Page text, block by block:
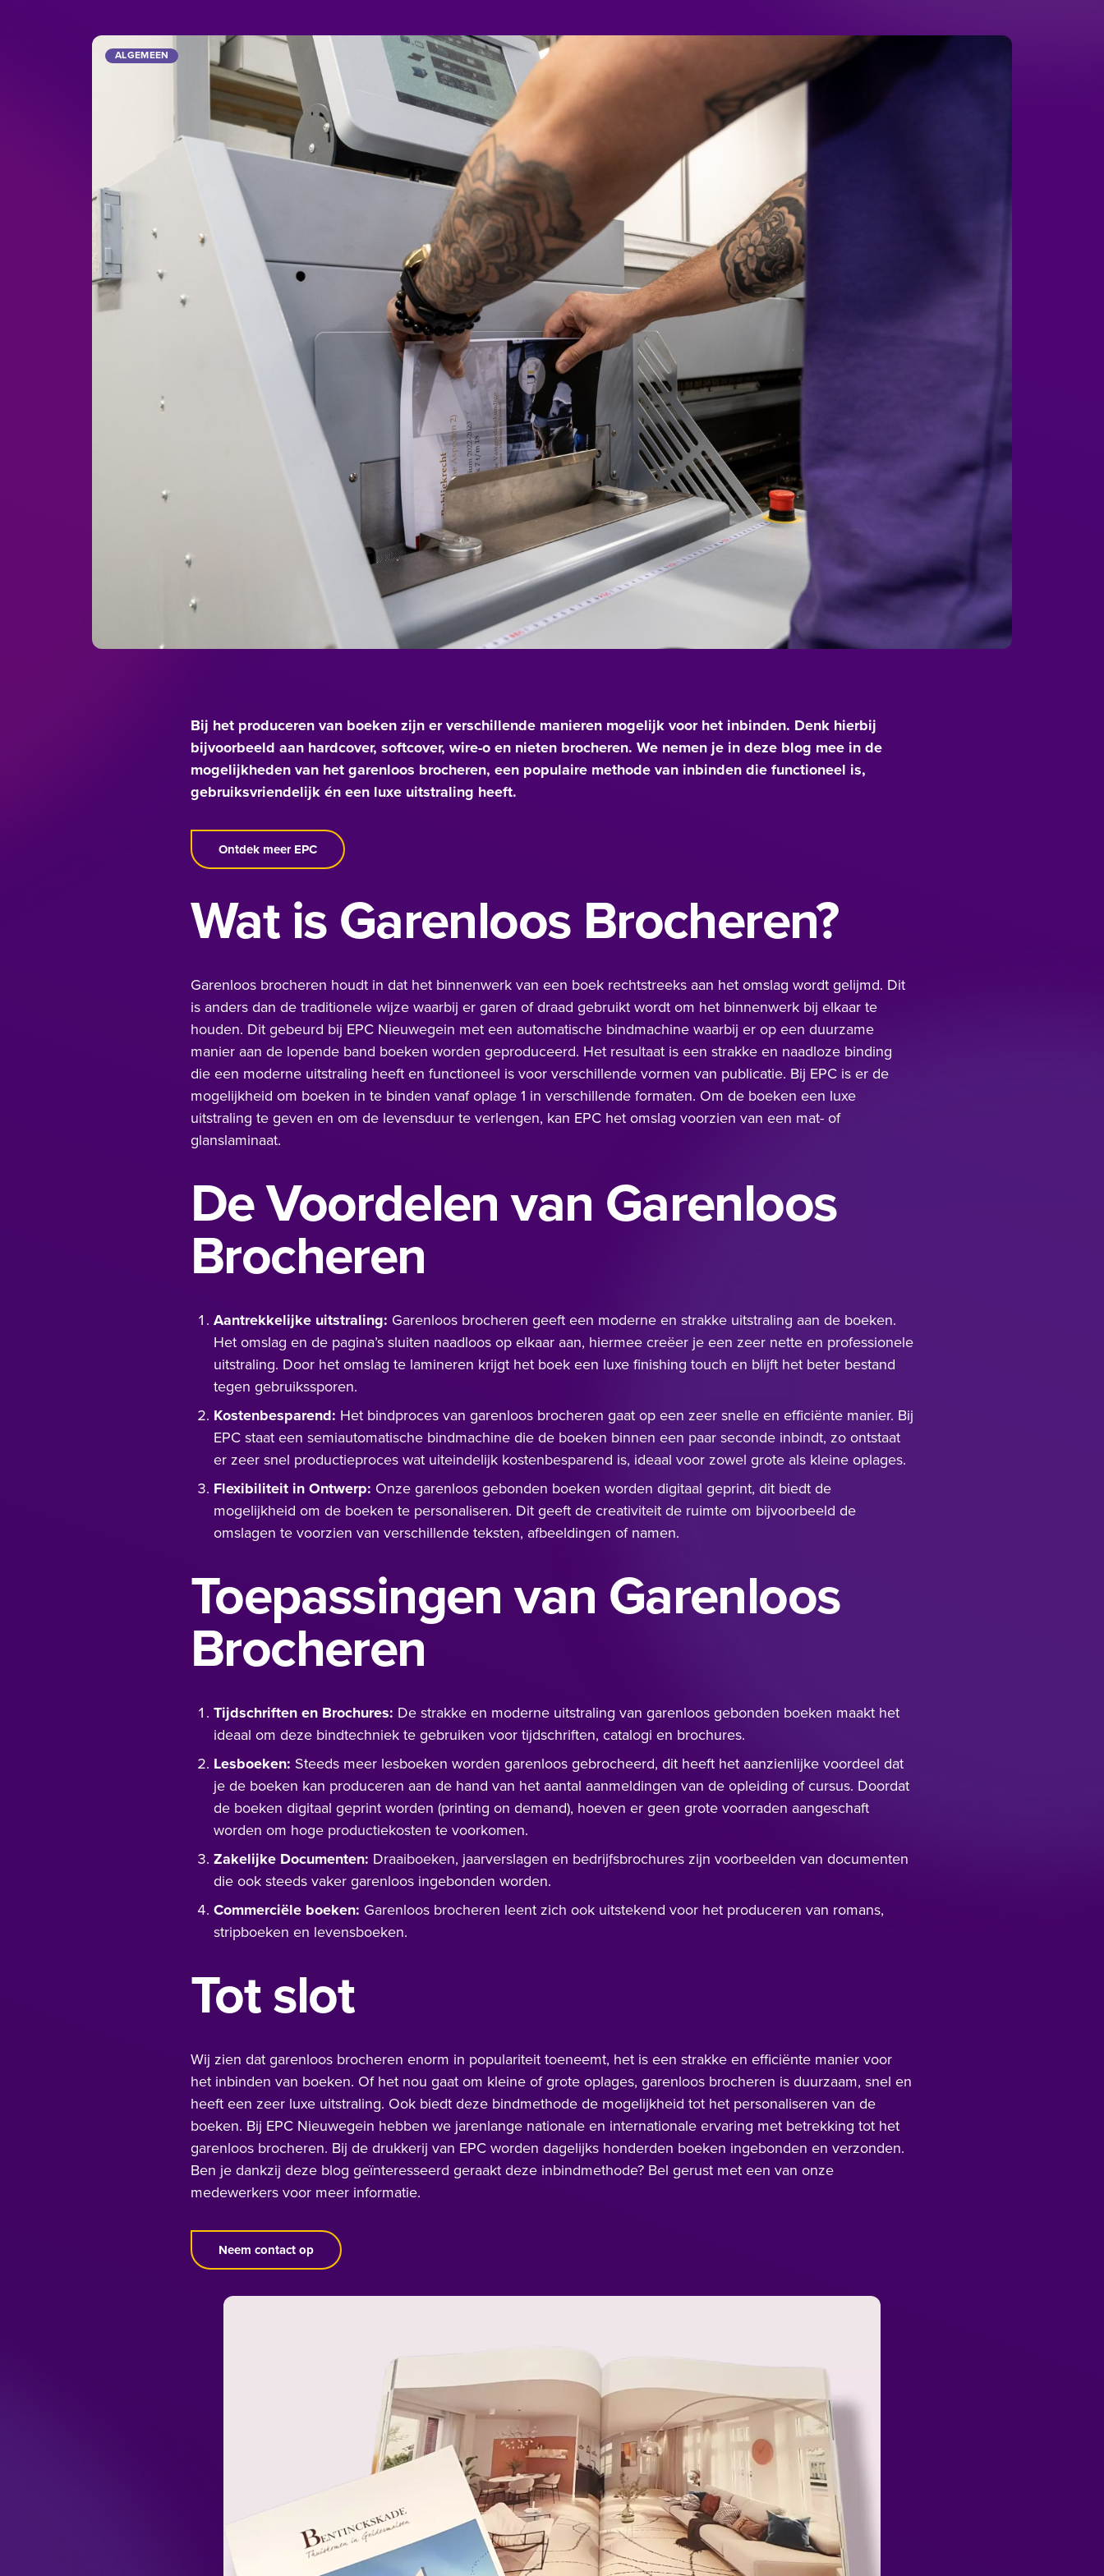
ALGEMEEN
Bij het produceren van boeken zijn er verschillende manieren mogelijk voor het inbinden. Denk hierbij
bijvoorbeeld aan hardcover, softcover, wire-o en nieten brocheren. We nemen je in deze blog mee in de
mogelijkheden van het garenloos brocheren, een populaire methode van inbinden die functioneel is,
gebruiksvriendelijk én een luxe uitstraling heeft.
Ontdek meer EPC
Wat is Garenloos Brocheren?
Garenloos brocheren houdt in dat het binnenwerk van een boek rechtstreeks aan het omslag wordt gelijmd. Dit
is anders dan de traditionele wijze waarbij er garen of draad gebruikt wordt om het binnenwerk bij elkaar te
houden. Dit gebeurd bij EPC Nieuwegein met een automatische bindmachine waarbij er op een duurzame
manier aan de lopende band boeken worden geproduceerd. Het resultaat is een strakke en naadloze binding
die een moderne uitstraling heeft en functioneel is voor verschillende vormen van publicatie. Bij EPC is er de
mogelijkheid om boeken in te binden vanaf oplage 1 in verschillende formaten. Om de boeken een luxe
uitstraling te geven en om de levensduur te verlengen, kan EPC het omslag voorzien van een mat- of
glanslaminaat.
De Voordelen van Garenloos
Brocheren
Aantrekkelijke uitstraling: Garenloos brocheren geeft een moderne en strakke uitstraling aan de boeken.
Het omslag en de pagina’s sluiten naadloos op elkaar aan, hiermee creëer je een zeer nette en professionele
uitstraling. Door het omslag te lamineren krijgt het boek een luxe finishing touch en blijft het beter bestand
tegen gebruikssporen.
Kostenbesparend: Het bindproces van garenloos brocheren gaat op een zeer snelle en efficiënte manier. Bij
EPC staat een semiautomatische bindmachine die de boeken binnen een paar seconde inbindt, zo ontstaat
er zeer snel productieproces wat uiteindelijk kostenbesparend is, ideaal voor zowel grote als kleine oplages.
Flexibiliteit in Ontwerp: Onze garenloos gebonden boeken worden digitaal geprint, dit biedt de
mogelijkheid om de boeken te personaliseren. Dit geeft de creativiteit de ruimte om bijvoorbeeld de
omslagen te voorzien van verschillende teksten, afbeeldingen of namen.
Toepassingen van Garenloos
Brocheren
Tijdschriften en Brochures: De strakke en moderne uitstraling van garenloos gebonden boeken maakt het
ideaal om deze bindtechniek te gebruiken voor tijdschriften, catalogi en brochures.
Lesboeken: Steeds meer lesboeken worden garenloos gebrocheerd, dit heeft het aanzienlijke voordeel dat
je de boeken kan produceren aan de hand van het aantal aanmeldingen van de opleiding of cursus. Doordat
de boeken digitaal geprint worden (printing on demand), hoeven er geen grote voorraden aangeschaft
worden om hoge productiekosten te voorkomen.
Zakelijke Documenten: Draaiboeken, jaarverslagen en bedrijfsbrochures zijn voorbeelden van documenten
die ook steeds vaker garenloos ingebonden worden.
Commerciële boeken: Garenloos brocheren leent zich ook uitstekend voor het produceren van romans,
stripboeken en levensboeken.
Tot slot
Wij zien dat garenloos brocheren enorm in populariteit toeneemt, het is een strakke en efficiënte manier voor
het inbinden van boeken. Of het nou gaat om kleine of grote oplages, garenloos brocheren is duurzaam, snel en
heeft een zeer luxe uitstraling. Ook biedt deze bindmethode de mogelijkheid tot het personaliseren van de
boeken. Bij EPC Nieuwegein hebben we jarenlange nationale en internationale ervaring met betrekking tot het
garenloos brocheren. Bij de drukkerij van EPC worden dagelijks honderden boeken ingebonden en verzonden.
Ben je dankzij deze blog geïnteresseerd geraakt deze inbindmethode? Bel gerust met een van onze
medewerkers voor meer informatie.
Neem contact op